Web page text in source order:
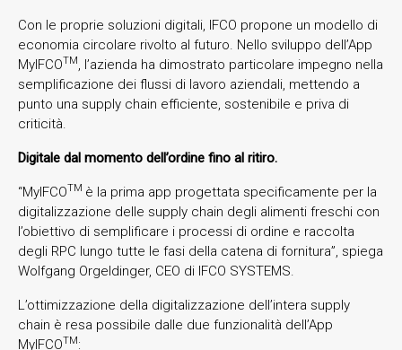
Con le proprie soluzioni digitali, IFCO propone un modello di
economia circolare rivolto al futuro. Nello sviluppo dell’App
MyIFCOTM, l’azienda ha dimostrato particolare impegno nella
semplificazione dei flussi di lavoro aziendali, mettendo a
punto una supply chain efficiente, sostenibile e priva di
criticità.
Digitale dal momento dell’ordine fino al ritiro.
“MyIFCOTM è la prima app progettata specificamente per la
digitalizzazione delle supply chain degli alimenti freschi con
l’obiettivo di semplificare i processi di ordine e raccolta
degli RPC lungo tutte le fasi della catena di fornitura”, spiega
Wolfgang Orgeldinger, CEO di IFCO SYSTEMS.
L’ottimizzazione della digitalizzazione dell’intera supply
chain è resa possibile dalle due funzionalità dell’App
MyIFCOTM: